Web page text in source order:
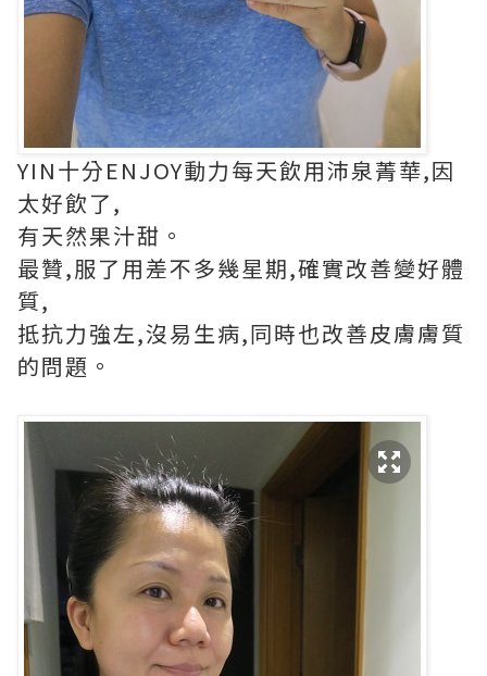
YIN十分ENJOY動力每天飲用沛泉菁華,因
太好飲了,
有天然果汁甜。
最贊,服了用差不多幾星期,確實改善變好體
質,
抵抗力強左,沒易生病,同時也改善皮膚膚質
的問題。